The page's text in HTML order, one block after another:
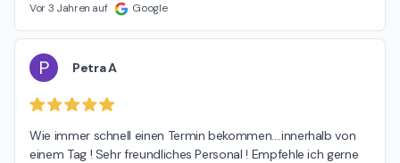
Vor 3 Jahren auf Google
P Petra A
Wie immer schnell einen Termin bekommen....innerhalb von
einem Tag ! Sehr freundliches Personal ! Empfehle ich gerne